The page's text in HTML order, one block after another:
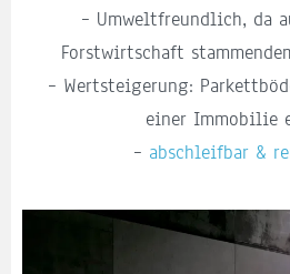
– Umweltfreundlich, da
Forstwirtschaft
– Wertsteigerung:
einer Immobilie
– abschleifbar &